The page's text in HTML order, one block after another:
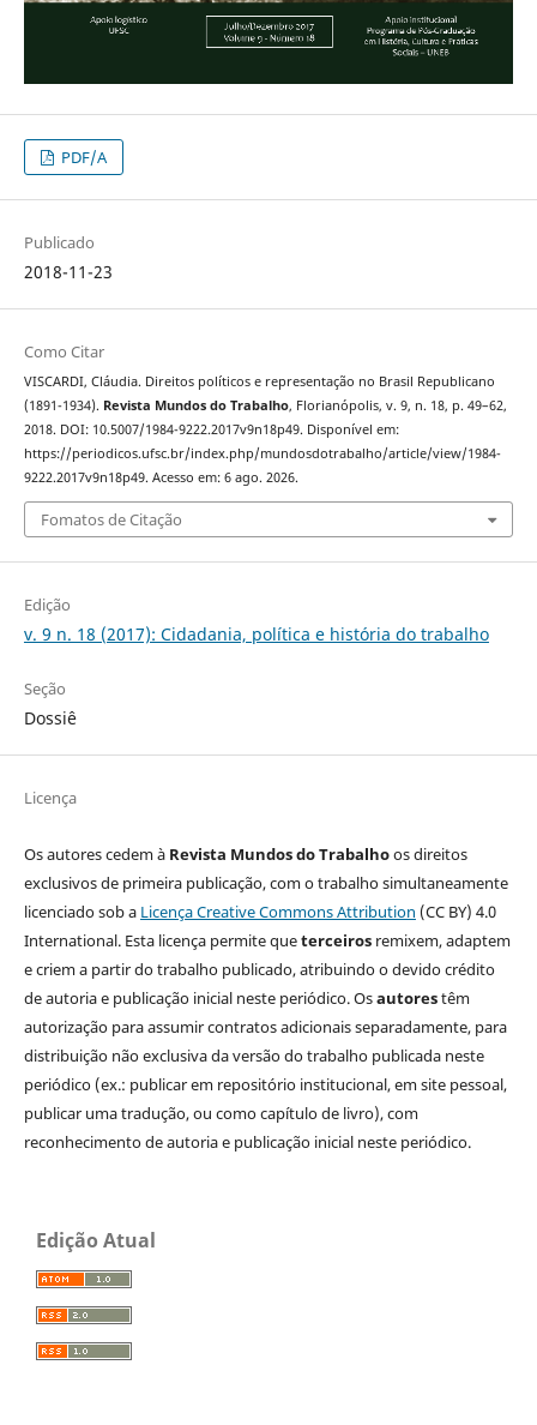
PDF/A
Publicado
2018-11-23
Como Citar
VISCARDI, Cláudia. Direitos políticos e representação no Brasil Republicano
(1891-1934). Revista Mundos do Trabalho, Florianópolis, v. 9, n. 18, p. 49–62,
2018. DOI: 10.5007/1984-9222.2017v9n18p49. Disponível em:
https://periodicos.ufsc.br/index.php/mundosdotrabalho/article/view/1984-
9222.2017v9n18p49. Acesso em: 6 ago. 2026.
Fomatos de Citação
Edição
v. 9 n. 18 (2017): Cidadania, política e história do trabalho
Seção
Dossiê
Licença
Os autores cedem à Revista Mundos do Trabalhoos direitos
exclusivos de primeira publicação, com o trabalho simultaneamente
licenciado sob a Licença Creative Commons Attribution (CC BY) 4.0
International. Esta licença permite queterceirosremixem, adaptem
e criem a partir do trabalho publicado, atribuindo o devido crédito
de autoria e publicação inicial neste periódico. Osautorestêm
autorização para assumir contratos adicionais separadamente, para
distribuição não exclusiva da versão do trabalho publicada neste
periódico (ex.: publicar em repositório institucional, em site pessoal,
publicar uma tradução, ou como capítulo de livro), com
reconhecimento de autoria e publicação inicial neste periódico.
Edição Atual